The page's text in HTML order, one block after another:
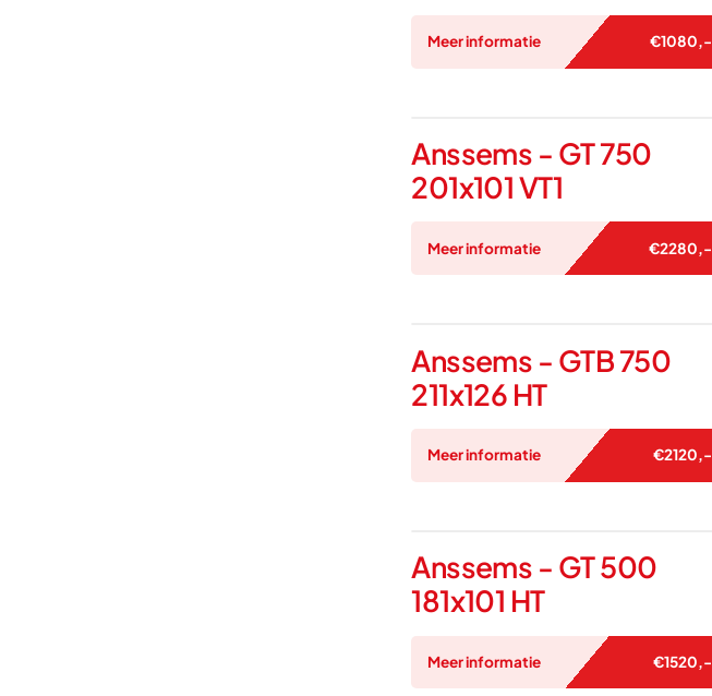
Meer informatie €1080,-
Anssems - GT 750
201x101 VT1
Meer informatie €2280,-
Anssems - GTB 750
211x126 HT
Meer informatie €2120,-
Anssems - GT 500
181x101 HT
Meer informatie €1520,-